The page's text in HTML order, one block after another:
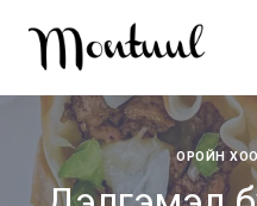
content
ОРОЙН